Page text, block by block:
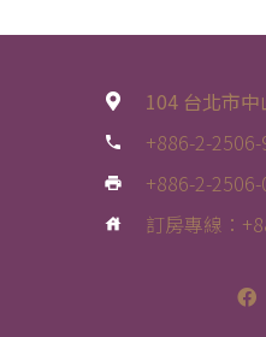
104 台北市
phone +886-2-
print +886-2-
house 訂房專線：